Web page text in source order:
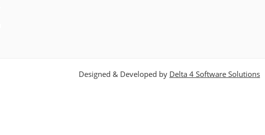
Designed & Developed by Delta 4 Software Solutions